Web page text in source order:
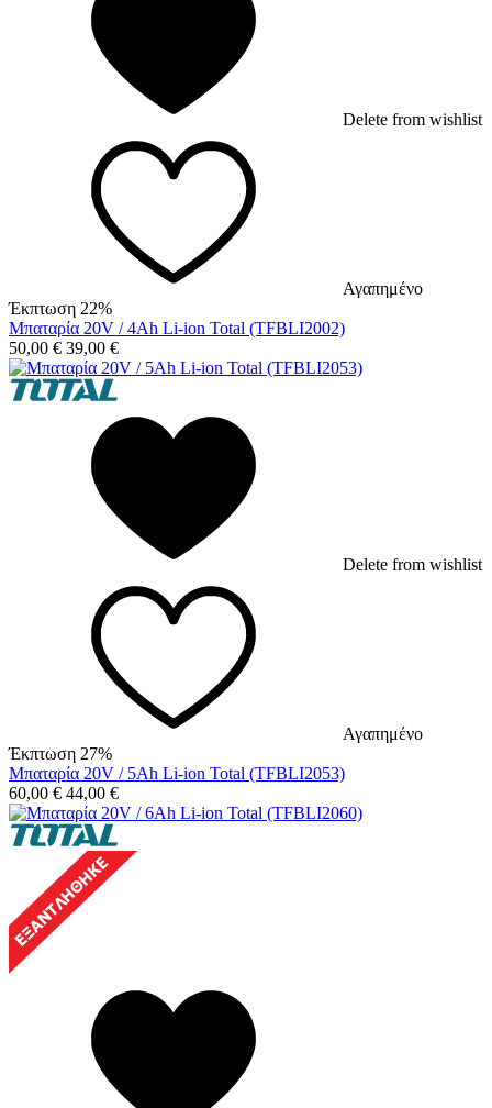
Delete from wishlist
Αγαπημένο
Έκπτωση 22%
Μπαταρία 20V / 4Ah Li-ion Total (TFBLI2002)
50,00 € 39,00 €
Delete from wishlist
Αγαπημένο
Έκπτωση 27%
Μπαταρία 20V / 5Ah Li-ion Total (TFBLI2053)
60,00 € 44,00 €